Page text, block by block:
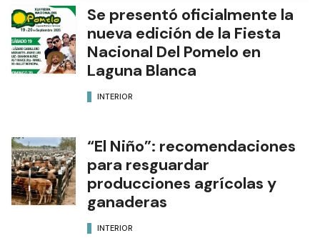
Se presentó oficialmente la
nueva edición de la Fiesta
Nacional Del Pomelo en
Laguna Blanca
INTERIOR
“El Niño”: recomendaciones
para resguardar
producciones agrícolas y
ganaderas
INTERIOR